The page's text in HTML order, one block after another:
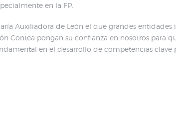
en la FP.
Auxiliadora de León el que grandes
Contea pongan su confianza en nosotros para
en el desarrollo de competencias clave